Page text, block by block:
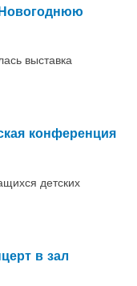
выставка
конференция
детских
в зал